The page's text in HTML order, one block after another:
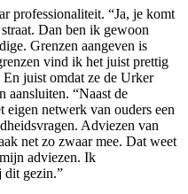
professionaliteit. “Ja, je komt
Dan ben ik gewoon
Grenzen aangeven is
vind ik het juist prettig
juist omdat ze de Urker
aansluiten. “Naast de
eigen netwerk van ouders een
Adviezen van
net zo zwaar mee. Dat weet
adviezen. Ik
dit gezin.”